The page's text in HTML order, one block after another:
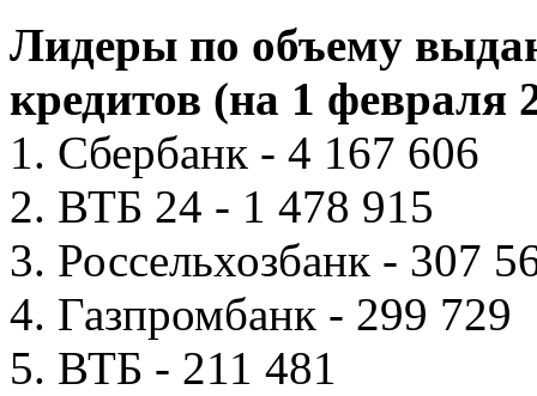
Лидеры по объему
кредитов (на 1 февраля
1. Сбербанк - 4 167 606
2. ВТБ 24 - 1 478 915
3. Россельхозбанк - 307
4. Газпромбанк - 299 729
5. ВТБ - 211 481